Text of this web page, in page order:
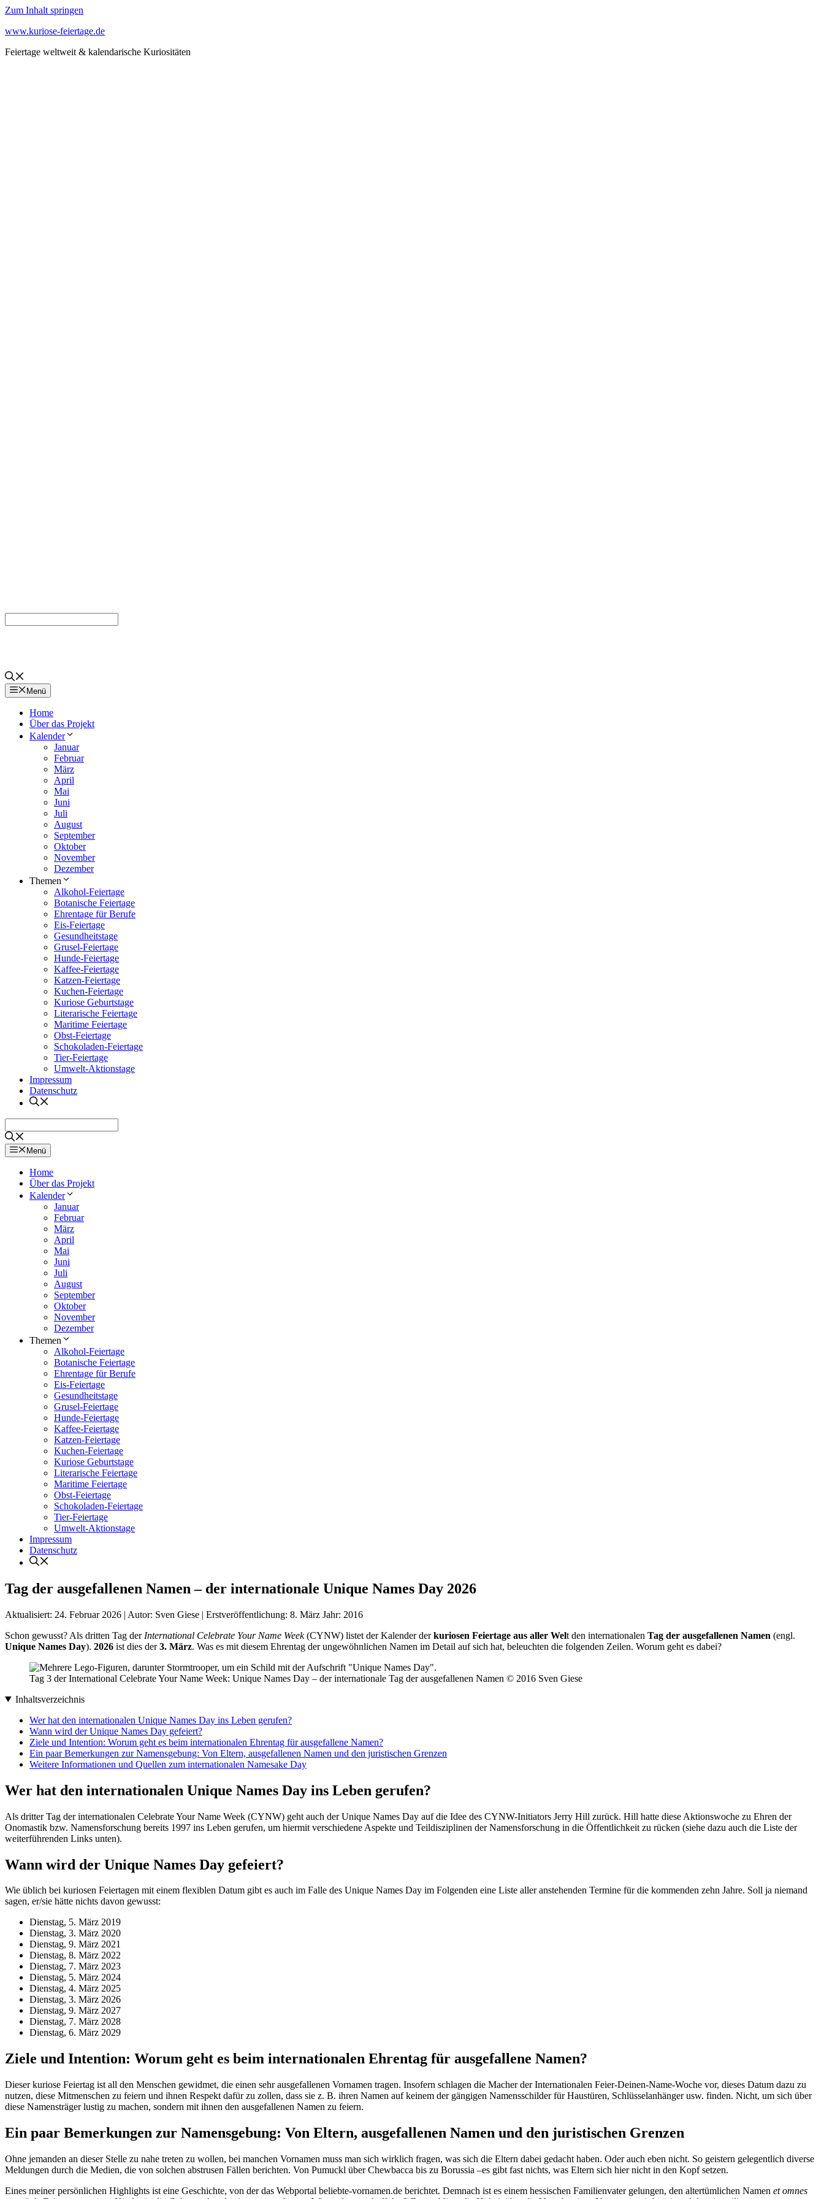
Zum Inhalt springen
www.kuriose-feiertage.de
Feiertage weltweit & kalendarische Kuriositäten
Menü
Home
Über das Projekt
Kalender
Januar
Februar
März
April
Mai
Juni
Juli
August
September
Oktober
November
Dezember
Themen
Alkohol-Feiertage
Botanische Feiertage
Ehrentage für Berufe
Eis-Feiertage
Gesundheitstage
Grusel-Feiertage
Hunde-Feiertage
Kaffee-Feiertage
Katzen-Feiertage
Kuchen-Feiertage
Kuriose Geburtstage
Literarische Feiertage
Maritime Feiertage
Obst-Feiertage
Schokoladen-Feiertage
Tier-Feiertage
Umwelt-Aktionstage
Impressum
Datenschutz
Menü
Home
Über das Projekt
Kalender
Januar
Februar
März
April
Mai
Juni
Juli
August
September
Oktober
November
Dezember
Themen
Alkohol-Feiertage
Botanische Feiertage
Ehrentage für Berufe
Eis-Feiertage
Gesundheitstage
Grusel-Feiertage
Hunde-Feiertage
Kaffee-Feiertage
Katzen-Feiertage
Kuchen-Feiertage
Kuriose Geburtstage
Literarische Feiertage
Maritime Feiertage
Obst-Feiertage
Schokoladen-Feiertage
Tier-Feiertage
Umwelt-Aktionstage
Impressum
Datenschutz
Tag der ausgefallenen Namen – der internationale Unique Names Day 2026
Aktualisiert: 24. Februar 2026 | Autor: Sven Giese | Erstveröffentlichung: 8. März Jahr: 2016
Schon gewusst? Als dritten Tag der International Celebrate Your Name Week(CYNW) listet der Kalender derkuriosen Feiertage aus aller Welt den internationalen Tag der ausgefallenen Namen (engl.
Unique Names Day). 2026 ist dies der3. März. Was es mit diesem Ehrentag der ungewöhnlichen Namen im Detail auf sich hat, beleuchten die folgenden Zeilen. Worum geht es dabei?
Tag 3 der International Celebrate Your Name Week: Unique Names Day – der internationale Tag der ausgefallenen Namen © 2016 Sven Giese
Inhaltsverzeichnis
Wer hat den internationalen Unique Names Day ins Leben gerufen?
Wann wird der Unique Names Day gefeiert?
Ziele und Intention: Worum geht es beim internationalen Ehrentag für ausgefallene Namen?
Ein paar Bemerkungen zur Namensgebung: Von Eltern, ausgefallenen Namen und den juristischen Grenzen
Weitere Informationen und Quellen zum internationalen Namesake Day
Wer hat den internationalen Unique Names Day ins Leben gerufen?
Als dritter Tag der internationalen Celebrate Your Name Week (CYNW) geht auch der Unique Names Day auf die Idee des CYNW-Initiators Jerry Hill zurück. Hill hatte diese Aktionswoche zu Ehren der
Onomastik bzw. Namensforschung bereits 1997 ins Leben gerufen, um hiermit verschiedene Aspekte und Teildisziplinen der Namensforschung in die Öffentlichkeit zu rücken (siehe dazu auch die Liste der
weiterführenden Links unten).
Wann wird der Unique Names Day gefeiert?
Wie üblich bei kuriosen Feiertagen mit einem flexiblen Datum gibt es auch im Falle des Unique Names Day im Folgenden eine Liste aller anstehenden Termine für die kommenden zehn Jahre. Soll ja niemand
sagen, er/sie hätte nichts davon gewusst:
Dienstag, 5. März 2019
Dienstag, 3. März 2020
Dienstag, 9. März 2021
Dienstag, 8. März 2022
Dienstag, 7. März 2023
Dienstag, 5. März 2024
Dienstag, 4. März 2025
Dienstag, 3. März 2026
Dienstag, 9. März 2027
Dienstag, 7. März 2028
Dienstag, 6. März 2029
Ziele und Intention: Worum geht es beim internationalen Ehrentag für ausgefallene Namen?
Dieser kuriose Feiertag ist all den Menschen gewidmet, die einen sehr ausgefallenen Vornamen tragen. Insofern schlagen die Macher der Internationalen Feier-Deinen-Name-Woche vor, dieses Datum dazu zu
nutzen, diese Mitmenschen zu feiern und ihnen Respekt dafür zu zollen, dass sie z. B. ihren Namen auf keinem der gängigen Namensschilder für Haustüren, Schlüsselanhänger usw. finden. Nicht, um sich über
diese Namensträger lustig zu machen, sondern mit ihnen den ausgefallenen Namen zu feiern.
Ein paar Bemerkungen zur Namensgebung: Von Eltern, ausgefallenen Namen und den juristischen Grenzen
Ohne jemanden an dieser Stelle zu nahe treten zu wollen, bei manchen Vornamen muss man sich wirklich fragen, was sich die Eltern dabei gedacht haben. Oder auch eben nicht. So geistern gelegentlich diverse
Meldungen durch die Medien, die von solchen abstrusen Fällen berichten. Von Pumuckl über Chewbacca bis zu Borussia –es gibt fast nichts, was Eltern sich hier nicht in den Kopf setzen.
Eines meiner persönlichen Highlights ist eine Geschichte, von der das Webportal beliebte-vornamen.de berichtet. Demnach ist es einem hessischen Familienvater gelungen, den altertümlichen Namen et omnes